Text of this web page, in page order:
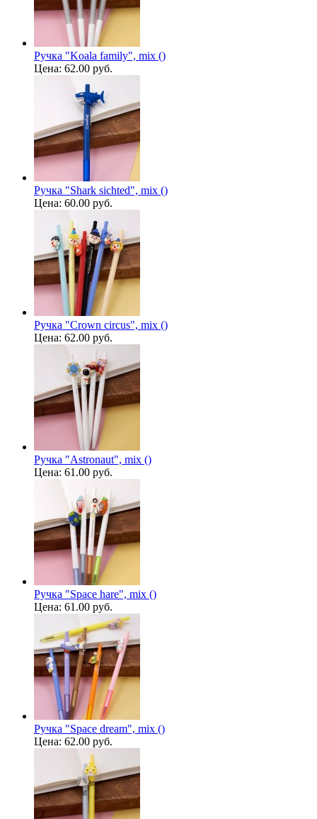
Ручка "Koala family", mix ()
Цена: 62.00 руб.
Ручка "Shark sichted", mix ()
Цена: 60.00 руб.
Ручка "Crown circus", mix ()
Цена: 62.00 руб.
Ручка "Astronaut", mix ()
Цена: 61.00 руб.
Ручка "Space hare", mix ()
Цена: 61.00 руб.
Ручка "Space dream", mix ()
Цена: 62.00 руб.